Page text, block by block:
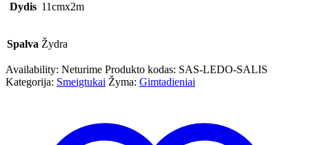
Dydis 11cmx2m
Spalva Žydra
Availability: Neturime Produkto kodas: SAS-LEDO-SALIS
Kategorija: Smeigtukai Žyma: Gimtadieniai